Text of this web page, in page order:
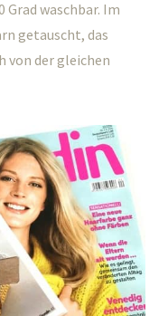
Grad waschbar. Im
getauscht, das
von der gleichen